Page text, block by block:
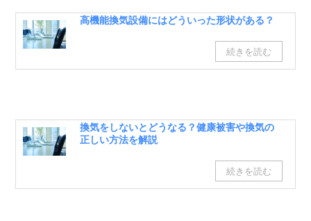
高機能換気設備にはどういった形状がある？
換気をしないとどうなる？健康被害や換気の
正しい方法を解説